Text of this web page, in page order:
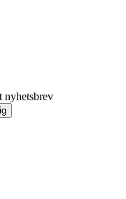
nyhetsbrev